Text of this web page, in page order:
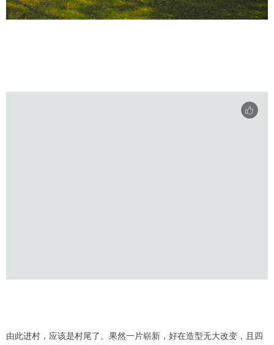
由此进村，应该是村尾了。果然一片崭新，好在造型无大改变，且四